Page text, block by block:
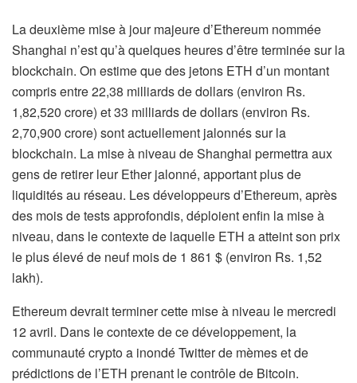
La deuxième mise à jour majeure d’Ethereum nommée
Shanghai n’est qu’à quelques heures d’être terminée sur la
blockchain. On estime que des jetons ETH d’un montant
compris entre 22,38 milliards de dollars (environ Rs.
1,82,520 crore) et 33 milliards de dollars (environ Rs.
2,70,900 crore) sont actuellement jalonnés sur la
blockchain. La mise à niveau de Shanghai permettra aux
gens de retirer leur Ether jalonné, apportant plus de
liquidités au réseau. Les développeurs d’Ethereum, après
des mois de tests approfondis, déploient enfin la mise à
niveau, dans le contexte de laquelle ETH a atteint son prix
le plus élevé de neuf mois de 1 861 $ (environ Rs. 1,52
lakh).
Ethereum devrait terminer cette mise à niveau le mercredi
12 avril. Dans le contexte de ce développement, la
communauté crypto a inondé Twitter de mèmes et de
prédictions de l’ETH prenant le contrôle de Bitcoin.